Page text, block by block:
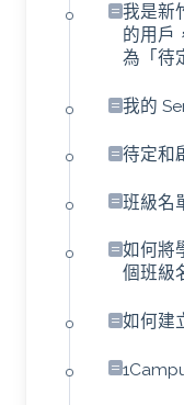
我是新
的用戶
為「待
我的
待定和
班級名
如何將
個班級
如何建